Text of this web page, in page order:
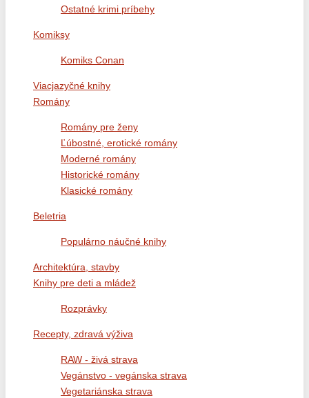
Ostatné krimi príbehy
Komiksy
Komiks Conan
Viacjazyčné knihy
Romány
Romány pre ženy
Ľúbostné, erotické romány
Moderné romány
Historické romány
Klasické romány
Beletria
Populárno náučné knihy
Architektúra, stavby
Knihy pre deti a mládež
Rozprávky
Recepty, zdravá výživa
RAW - živá strava
Vegánstvo - vegánska strava
Vegetariánska strava